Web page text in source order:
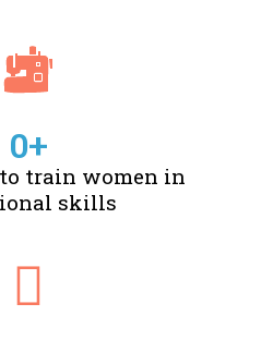
train women in
skills
0+